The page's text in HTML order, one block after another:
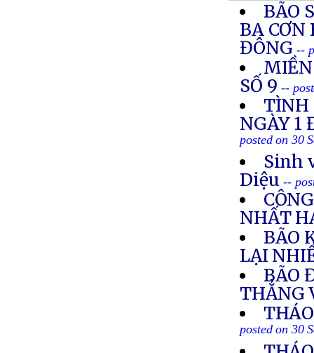
BÃO
BA
ĐÔNG --
SỐ 9 --
TÌNH
NGÀY 1
posted on 30
Sinh
Diệu --
NHẤT
BÃO
LẠI
BÃO
THẲNG
posted on 30